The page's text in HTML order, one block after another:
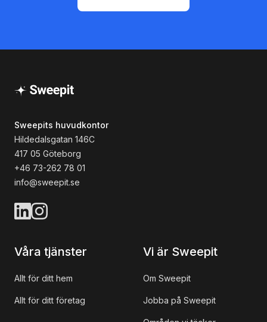
Sweepits huvudkontor
Hildedalsgatan 146C
417 05 Göteborg
+46 73-262 78 01
info@sweepit.se
Våra tjänster
Allt för ditt hem
Allt för ditt företag
Vi är Sweepit
Om Sweepit
Jobba på Sweepit